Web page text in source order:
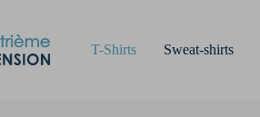
T-Shirts Sweat-shirts